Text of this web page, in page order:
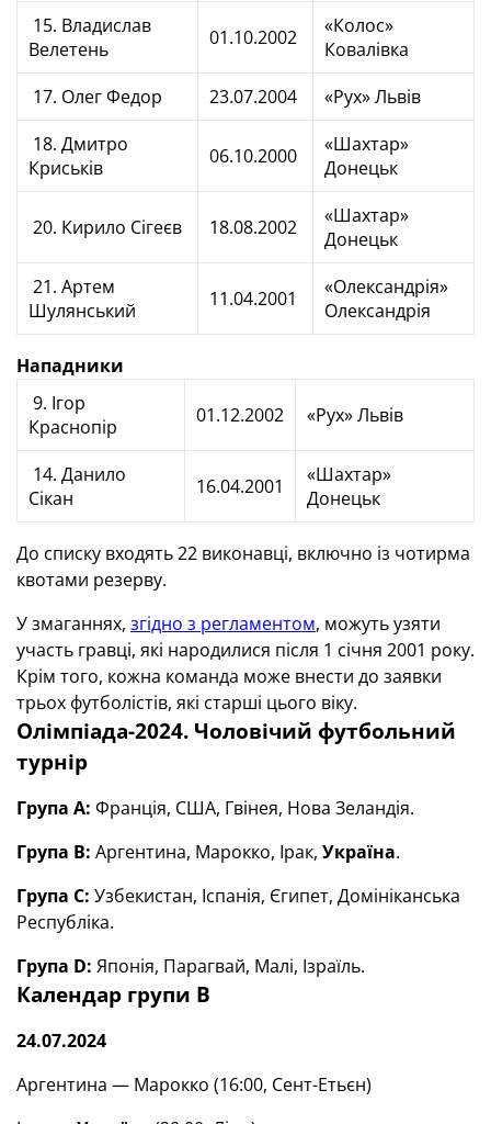
15. Владислав
Велетень
01.10.2002
«Колос»
Ковалівка
17. Олег Федор
23.07.2004
«Рух» Львів
18. Дмитро
Криськів
06.10.2000
«Шахтар»
Донецьк
20. Кирило Сігеєв 18.08.2002
«Шахтар»
Донецьк
21. Артем
Шулянський
11.04.2001
«Олександрія»
Олександрія
Нападники
9. Ігор
Краснопір
01.12.2002 «Рух» Львів
14. Данило
Сікан
16.04.2001
«Шахтар»
Донецьк
До списку входять 22 виконавці, включно із чотирма
квотами резерву.
У змаганнях, згідно з регламентом, можуть узяти
участь гравці, які народилися після 1 січня 2001 року.
Крім того, кожна команда може внести до заявки
трьох футболістів, які старші цього віку.
Олімпіада-2024. Чоловічий футбольний
турнір
Група А: Франція, США, Гвінея, Нова Зеландія.
Група В: Аргентина, Марокко, Ірак, Україна.
Група С: Узбекистан, Іспанія, Єгипет, Домініканська
Республіка.
Група D: Японія, Парагвай, Малі, Ізраїль.
Календар групи В
24.07.2024
Аргентина — Марокко (16:00, Сент-Етьєн)